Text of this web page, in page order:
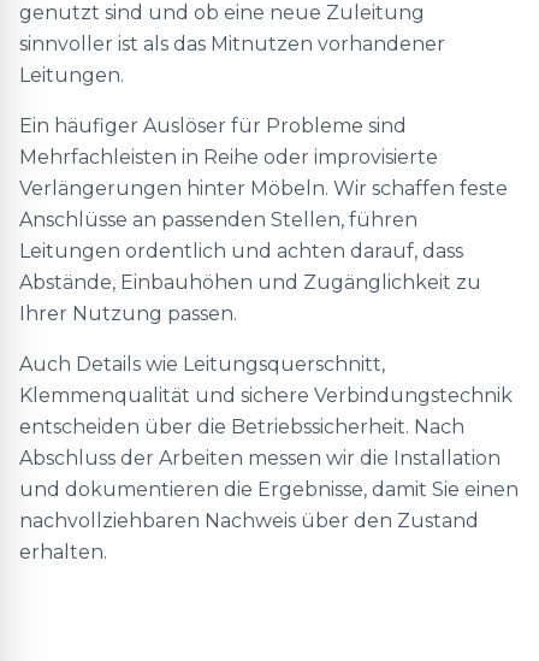
genutzt sind und ob eine neue Zuleitung
sinnvoller ist als das Mitnutzen vorhandener
Leitungen.
Ein häufiger Auslöser für Probleme sind
Mehrfachleisten in Reihe oder improvisierte
Verlängerungen hinter Möbeln. Wir schaffen feste
Anschlüsse an passenden Stellen, führen
Leitungen ordentlich und achten darauf, dass
Abstände, Einbauhöhen und Zugänglichkeit zu
Ihrer Nutzung passen.
Auch Details wie Leitungsquerschnitt,
Klemmenqualität und sichere Verbindungstechnik
entscheiden über die Betriebssicherheit. Nach
Abschluss der Arbeiten messen wir die Installation
und dokumentieren die Ergebnisse, damit Sie einen
nachvollziehbaren Nachweis über den Zustand
erhalten.